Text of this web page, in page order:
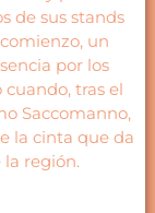
de sus stands
un
por los
tras el
Saccomanno,
la cinta que da
región.